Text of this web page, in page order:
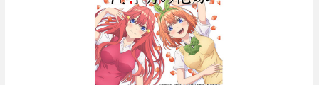
連載・ブログ一覧
編集部ブログ・お知らせ